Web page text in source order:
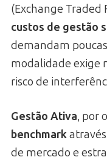
(Exchange Traded
custos de gestão
demandam
modalidade exige
risco de
Gestão Ativa, por
benchmark
de mercado e